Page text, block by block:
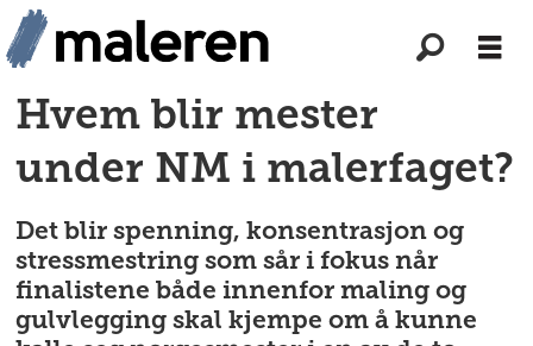
Hvem blir mester
under NM i malerfaget?
Det blir spenning, konsentrasjon og
stressmestring som sår i fokus når
finalistene både innenfor maling og
gulvlegging skal kjempe om å kunne